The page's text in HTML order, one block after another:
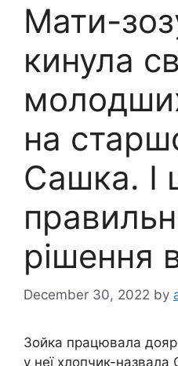
Мати-
кинула
на
Сашка. І
рішення
December 30, 2022 by
Зойка працювала
у неї хлопчик-